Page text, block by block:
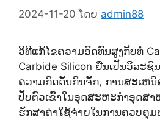
2024-11-20 ໂດຍ admin88
ວິທີແກ້ໄຂຄວາມອົດທົນສູງກັບທໍ່
Carbide Silicon ຢືນເປັນວິລະຊົ
ຄວາມກົດດັນກົນຈັກ, ການສະເຫ
ປັບຕົວເຂົ້າໃນອຸດສະຫະກໍາອຸດສາ
ຮັກສາຄ່າໃຊ້ຈ່າຍໃນການຄວບຄຸມ